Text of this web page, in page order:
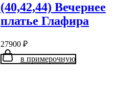
(40,42,44) Вечернее
платье Глафира
27900 ₽
в примерочную